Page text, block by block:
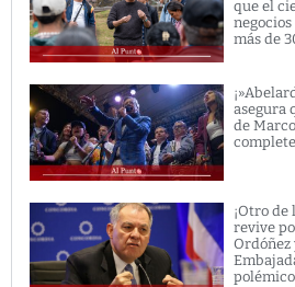
que el
más de
asegura
de
¡Otro de
revive
Ordóñez